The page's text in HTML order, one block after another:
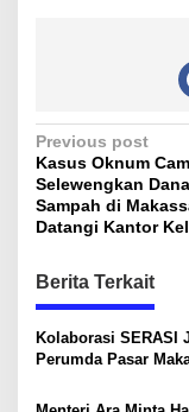
P
o
s
n
a
v
Previous post
Kasus Oknum
Selewengkan Dana
Sampah di
Datangi Kantor
Berita Terkait
Kolaborasi SERASI
Perumda Pasar
Pekerja Rentan